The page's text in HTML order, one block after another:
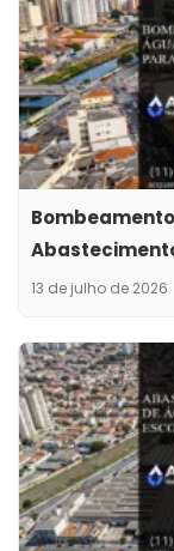
13 de julho de 2026